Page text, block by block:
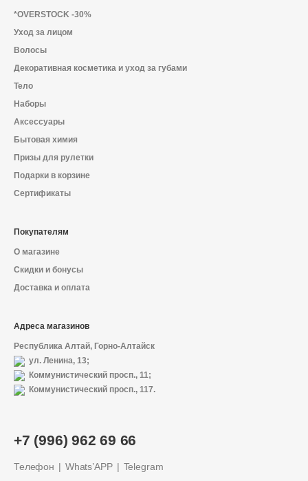
+7 (996) 962 69 66
Телефон Whats’APP Telegram
*OVERSTOCK -30%
Уход за лицом
Волосы
Декоративная косметика и уход за губами
Тело
Наборы
Аксессуары
Бытовая химия
Призы для рулетки
Подарки в корзине
Сертификаты
Покупателям
О магазине
Скидки и бонусы
Доставка и оплата
Адреса магазинов
Республика Алтай, Горно-Алтайск
ул. Ленина, 13;
Коммунистический просп., 11;
Коммунистический просп., 117.